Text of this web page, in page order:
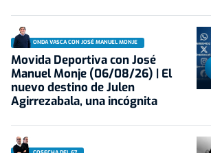
ONDA VASCA CON JOSÉ MANUEL MONJE
Movida Deportiva con José
Manuel Monje (06/08/26) | El
nuevo destino de Julen
Agirrezabala, una incógnita